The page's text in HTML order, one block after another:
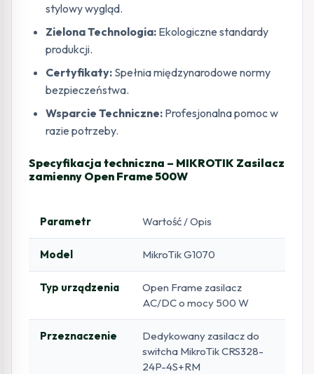
stylowy wygląd.
Zielona Technologia: Ekologiczne standardy
produkcji.
Certyfikaty: Spełnia międzynarodowe normy
bezpieczeństwa.
Wsparcie Techniczne: Profesjonalna pomoc w
razie potrzeby.
Specyfikacja techniczna – MIKROTIK Zasilacz
zamienny Open Frame 500W
Parametr Wartość / Opis
Model MikroTik G1070
Typ urządzenia
Open Frame zasilacz
AC/DC o mocy 500 W
Przeznaczenie
Dedykowany zasilacz do
switcha MikroTik CRS328-
24P-4S+RM